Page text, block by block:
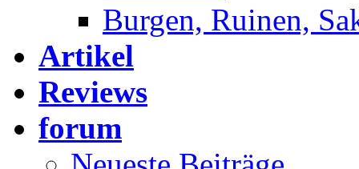
Burgen, Ruinen,
Artikel
Reviews
forum